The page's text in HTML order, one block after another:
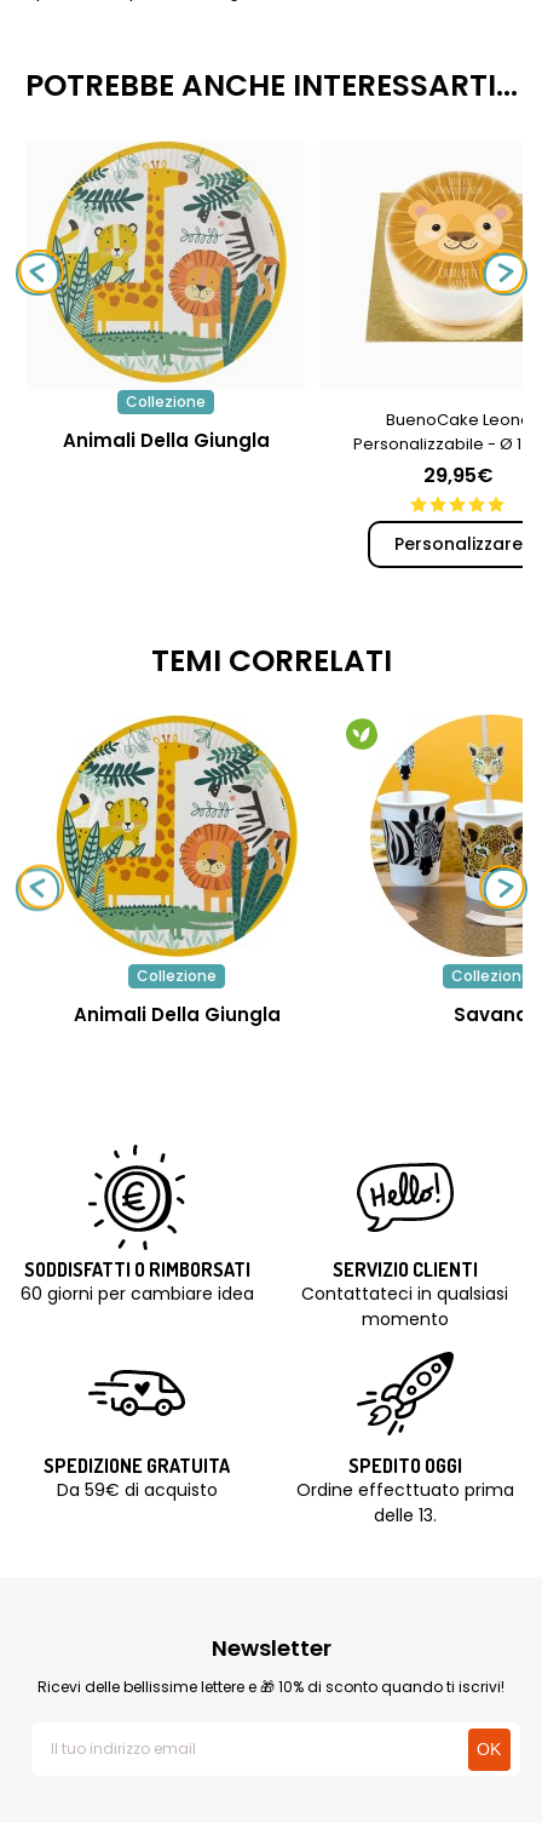
POTREBBE ANCHE INTERESSARTI...
Collezione
Animali Della Giungla
BuenoCake Leone
Personalizzabile - Ø 14
29,95€
Personalizzare
TEMI CORRELATI
Collezione
Animali Della Giungla
Collezione
Savana
SODDISFATTI O RIMBORSATI
60 giorni per cambiare idea
SERVIZIO CLIENTI
Contattateci in qualsiasi
momento
SPEDIZIONE GRATUITA
Da 59€ di acquisto
SPEDITO OGGI
Ordine effecttuato prima
delle 13.
Newsletter
Ricevi delle bellissime lettere e 🎁 10% di sconto quando ti iscrivi!